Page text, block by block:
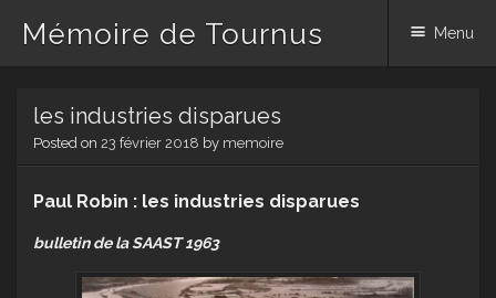
Mémoire de Tournus Menu
content
les industries disparues
Posted on 23 février 2018 by memoire
Paul Robin : les industries disparues
bulletin de la SAAST 1963